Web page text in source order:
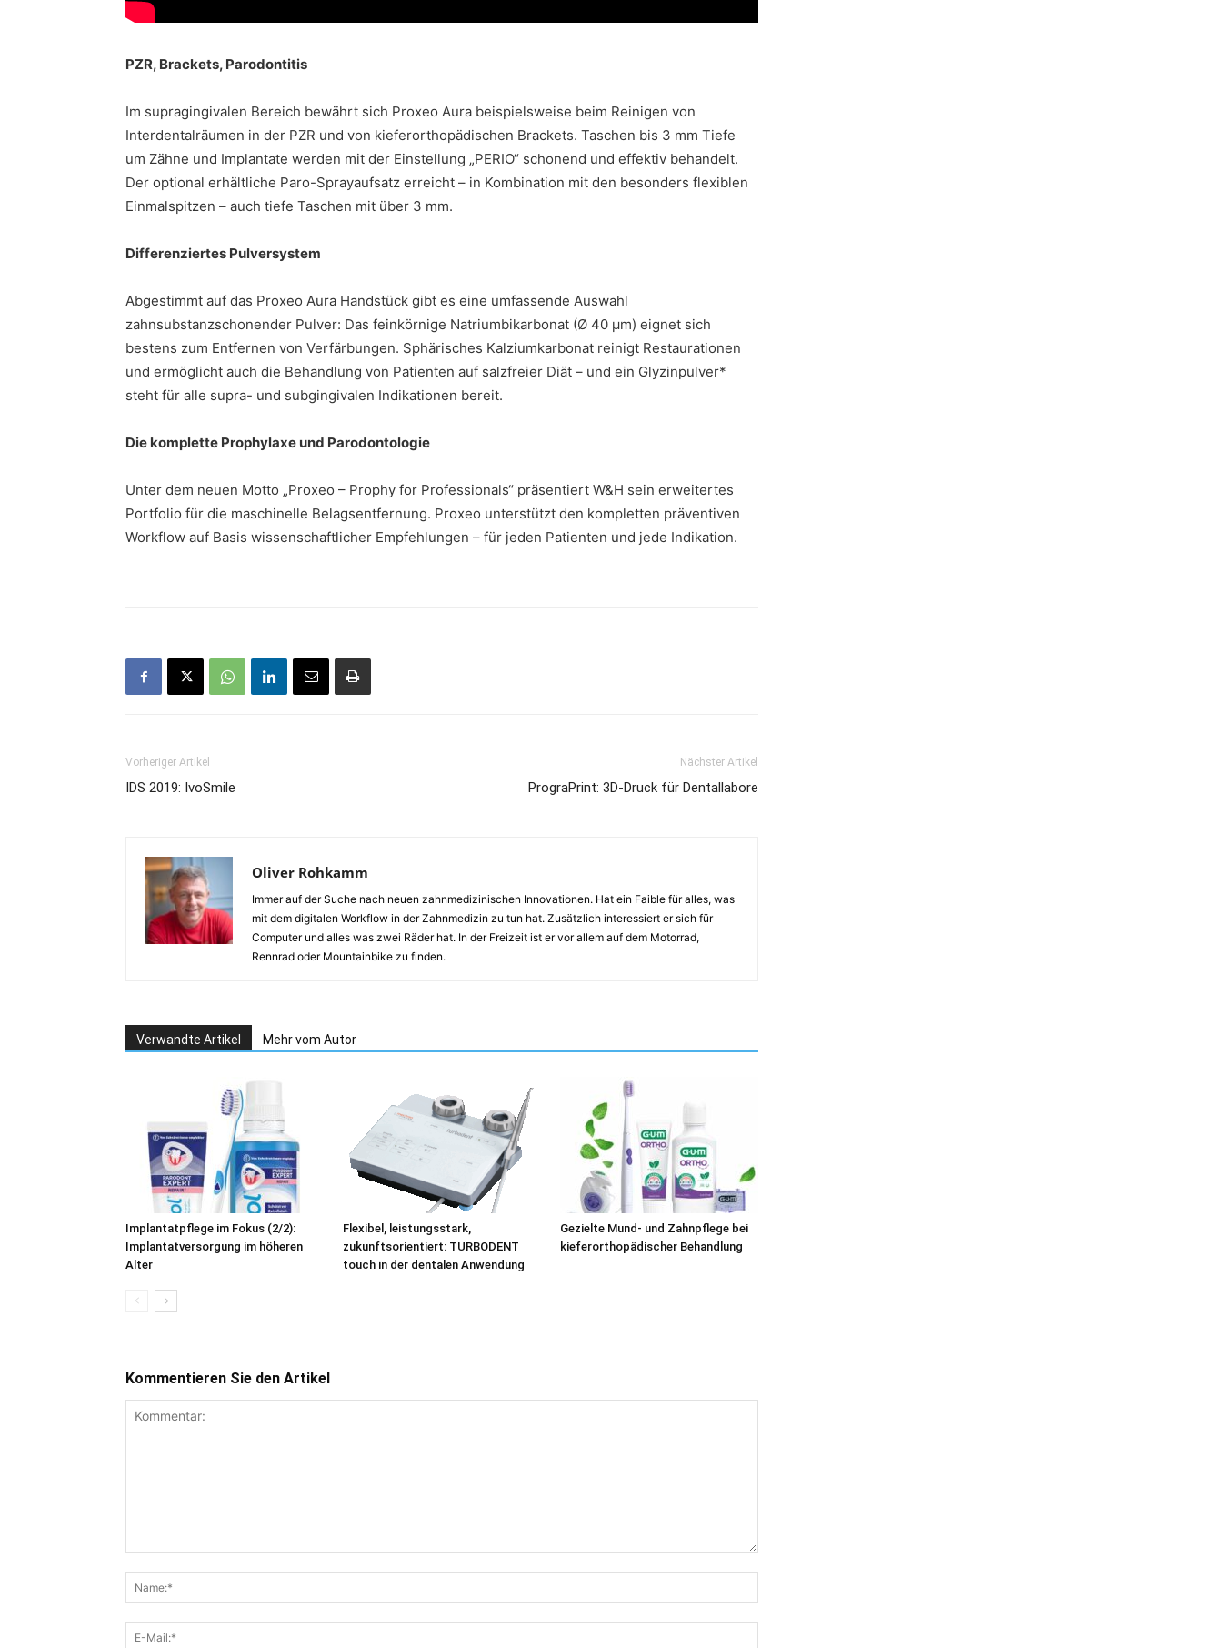
PZR, Brackets, Parodontitis
Im supragingivalen Bereich bewährt sich Proxeo Aura beispielsweise beim Reinigen von
Interdentalräumen in der PZR und von kieferorthopädischen Brackets. Taschen bis 3 mm Tiefe
um Zähne und Implantate werden mit der Einstellung „PERIO“ schonend und effektiv behandelt.
Der optional erhältliche Paro-Sprayaufsatz erreicht – in Kombination mit den besonders flexiblen
Einmalspitzen – auch tiefe Taschen mit über 3 mm.
Differenziertes Pulversystem
Abgestimmt auf das Proxeo Aura Handstück gibt es eine umfassende Auswahl
zahnsubstanzschonender Pulver: Das feinkörnige Natriumbikarbonat (Ø 40 µm) eignet sich
bestens zum Entfernen von Verfärbungen. Sphärisches Kalziumkarbonat reinigt Restaurationen
und ermöglicht auch die Behandlung von Patienten auf salzfreier Diät – und ein Glyzinpulver*
steht für alle supra- und subgingivalen Indikationen bereit.
Die komplette Prophylaxe und Parodontologie
Unter dem neuen Motto „Proxeo – Prophy for Professionals“ präsentiert W&H sein erweitertes
Portfolio für die maschinelle Belagsentfernung. Proxeo unterstützt den kompletten präventiven
Workflow auf Basis wissenschaftlicher Empfehlungen – für jeden Patienten und jede Indikation.
Vorheriger Artikel
IDS 2019: IvoSmile
Nächster Artikel
PrograPrint: 3D-Druck für Dentallabore
Oliver Rohkamm
Immer auf der Suche nach neuen zahnmedizinischen Innovationen. Hat ein Faible für alles, was
mit dem digitalen Workflow in der Zahnmedizin zu tun hat. Zusätzlich interessiert er sich für
Computer und alles was zwei Räder hat. In der Freizeit ist er vor allem auf dem Motorrad,
Rennrad oder Mountainbike zu finden.
Verwandte Artikel Mehr vom Autor
Implantatpflege im Fokus (2/2):
Implantatversorgung im höheren
Alter
Flexibel, leistungsstark,
zukunftsorientiert: TURBODENT
touch in der dentalen Anwendung
Gezielte Mund- und Zahnpflege bei
kieferorthopädischer Behandlung
Kommentieren Sie den Artikel